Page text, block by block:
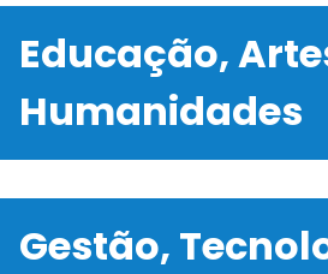
Educação,
Humanidades
Gestão,